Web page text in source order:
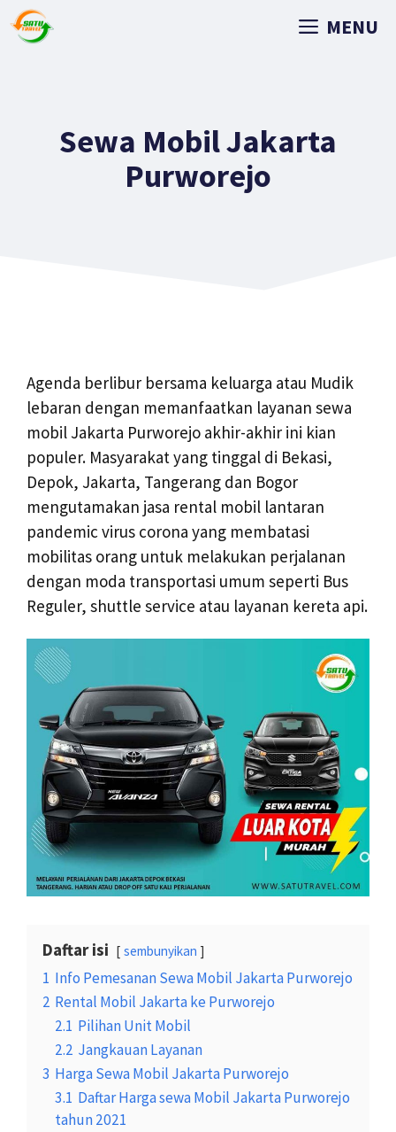
MENU
Sewa Mobil Jakarta
Purworejo
Agenda berlibur bersama keluarga atau Mudik
lebaran dengan memanfaatkan layanan sewa
mobil Jakarta Purworejo akhir-akhir ini kian
populer. Masyarakat yang tinggal di Bekasi,
Depok, Jakarta, Tangerang dan Bogor
mengutamakan jasa rental mobil lantaran
pandemic virus corona yang membatasi
mobilitas orang untuk melakukan perjalanan
dengan moda transportasi umum seperti Bus
Reguler, shuttle service atau layanan kereta api.
Daftar isi sembunyikan
1 Info Pemesanan Sewa Mobil Jakarta Purworejo
2 Rental Mobil Jakarta ke Purworejo
2.1 Pilihan Unit Mobil
2.2 Jangkauan Layanan
3 Harga Sewa Mobil Jakarta Purworejo
3.1 Daftar Harga sewa Mobil Jakarta Purworejo
tahun 2021